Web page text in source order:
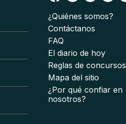
¿Quiénes somos?
Contáctanos
FAQ
El diario de hoy
Reglas de concursos
Mapa del sitio
¿Por qué confiar en
nosotros?